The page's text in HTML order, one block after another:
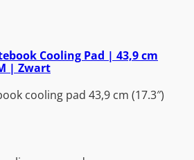
Cooling Pad | 43,9 cm
| Zwart
cooling pad 43,9 cm (17.3″)